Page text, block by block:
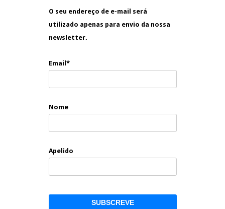
O seu endereço de e-mail será
utilizado apenas para envio da nossa
newsletter.
Email*
Nome
Apelido